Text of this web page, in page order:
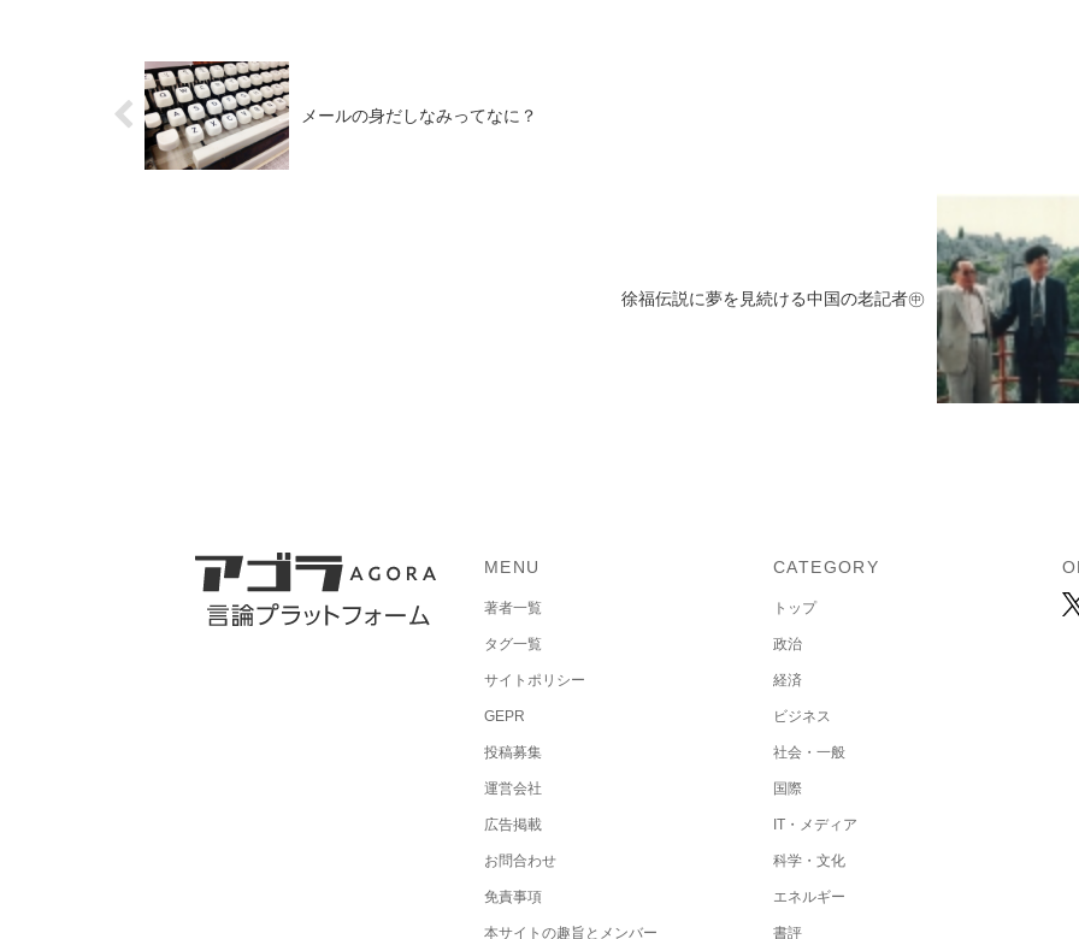
メールの身だしなみってなに？
徐福伝説に夢を見続ける中国の老記者㊥
MENU
著者一覧
タグ一覧
サイトポリシー
GEPR
投稿募集
運営会社
広告掲載
お問合わせ
免責事項
本サイトの趣旨とメンバー
CATEGORY
トップ
政治
経済
ビジネス
社会・一般
国際
IT・メディア
科学・文化
エネルギー
書評